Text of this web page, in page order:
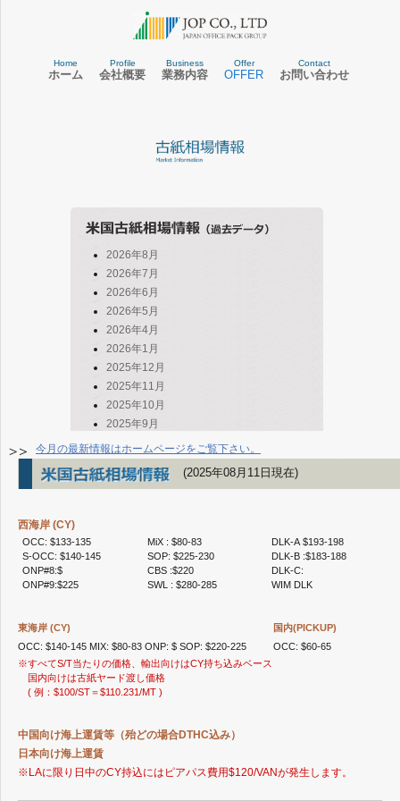
ホーム
Home
会社概要
Profile
業務内容
Business
OFFER
Offer
お問い合わせ
Contact
2026年8月
2026年7月
2026年6月
2026年5月
2026年4月
2026年1月
2025年12月
2025年11月
2025年10月
2025年9月
2025年8月
2025年7月
2025年6月
2025年3月
2025年2月
2025年1月
2024年8月
2024年7月
2024年6月
2024年2月
2023年12月
今月の最新情報はホームページをご覧下さい。
(2025年08月11日現在)
西海岸 (CY)
OCC: $133-135
S-OCC: $140-145
ONP#8:$
ONP#9:$225
MiX : $80-83
SOP: $225-230
CBS :$220
SWL : $280-285
DLK-A $193-198
DLK-B :$183-188
DLK-C:
WIM DLK
東海岸 (CY)
OCC: $140-145 MIX: $80-83 ONP: $ SOP: $220-225
国内(PICKUP)
OCC: $60-65
※すべてS/T当たりの価格、輸出向けはCY持ち込みベース
国内向けは古紙ヤード渡し価格
( 例：$100/ST＝$110.231/MT )
中国向け海上運賃等（殆どの場合DTHC込み）
日本向け海上運賃
※LAに限り日中のCY持込にはピアパス費用$120/VANが発生します。